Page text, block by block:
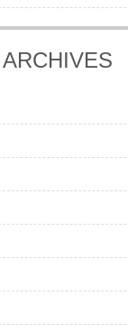
ARCHIVES